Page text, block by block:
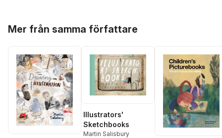
Mer från samma författare
Illustrators'
Sketchbooks
Martin Salisbury